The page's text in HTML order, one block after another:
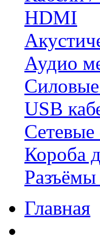
HDMI
Аудио
USB
Короба
Разъёмы
Главная